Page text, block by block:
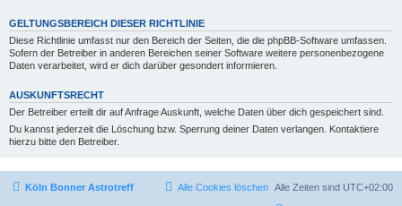
GELTUNGSBEREICH DIESER RICHTLINIE
Diese Richtlinie umfasst nur den Bereich der Seiten, die die phpBB-Software umfassen.
Sofern der Betreiber in anderen Bereichen seiner Software weitere personenbezogene
Daten verarbeitet, wird er dich darüber gesondert informieren.
AUSKUNFTSRECHT
Der Betreiber erteilt dir auf Anfrage Auskunft, welche Daten über dich gespeichert sind.
Du kannst jederzeit die Löschung bzw. Sperrung deiner Daten verlangen. Kontaktiere
hierzu bitte den Betreiber.
Köln Bonner Astrotreff Alle Zeiten sind UTC+02:00
Alle Cookies löschen